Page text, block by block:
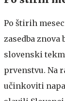
Po štirih
zasedba
slovenski
prvenstvu. Na
učinkoviti